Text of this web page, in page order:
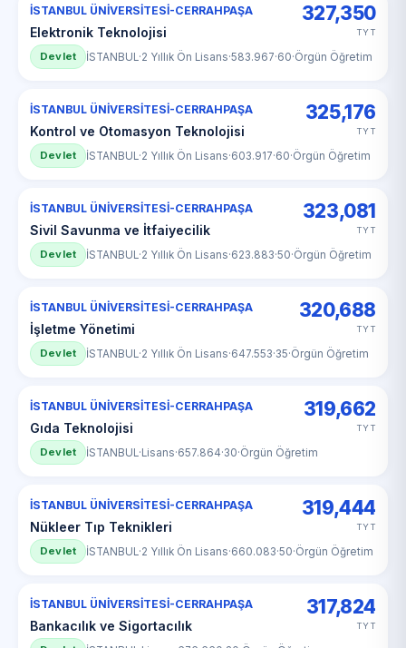
İSTANBUL ÜNİVERSİTESİ-CERRAHPAŞA
Elektronik Teknolojisi
327,350
TYT
Devlet İSTANBUL ·2 Yıllık Ön Lisans·583.967·60·Örgün Öğretim
İSTANBUL ÜNİVERSİTESİ-CERRAHPAŞA
Kontrol ve Otomasyon Teknolojisi
325,176
TYT
Devlet İSTANBUL ·2 Yıllık Ön Lisans·603.917·60·Örgün Öğretim
İSTANBUL ÜNİVERSİTESİ-CERRAHPAŞA
Sivil Savunma ve İtfaiyecilik
323,081
TYT
Devlet İSTANBUL ·2 Yıllık Ön Lisans·623.883·50·Örgün Öğretim
İSTANBUL ÜNİVERSİTESİ-CERRAHPAŞA
İşletme Yönetimi
320,688
TYT
Devlet İSTANBUL ·2 Yıllık Ön Lisans·647.553·35·Örgün Öğretim
İSTANBUL ÜNİVERSİTESİ-CERRAHPAŞA
Gıda Teknolojisi
319,662
TYT
Devlet İSTANBUL ·Lisans·657.864·30·Örgün Öğretim
İSTANBUL ÜNİVERSİTESİ-CERRAHPAŞA
Nükleer Tıp Teknikleri
319,444
TYT
Devlet İSTANBUL ·2 Yıllık Ön Lisans·660.083·50·Örgün Öğretim
İSTANBUL ÜNİVERSİTESİ-CERRAHPAŞA
Bankacılık ve Sigortacılık
317,824
TYT